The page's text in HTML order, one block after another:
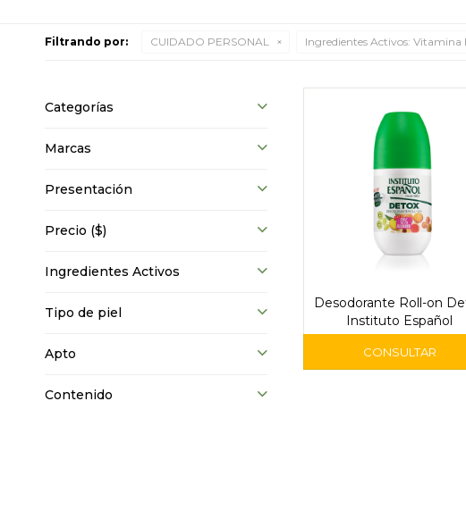
Filtrando por: CUIDADO PERSONAL Ingredientes Activos: Vitamina
Desodorante Roll-on
Instituto Español
Categorías
Marcas
Presentación
Precio ($)
Ingredientes Activos
Tipo de piel
Apto
Contenido